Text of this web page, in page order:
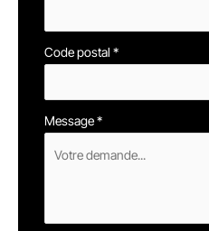
Code postal *
Message*